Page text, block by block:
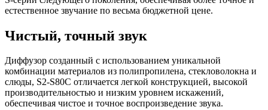
естественное звучание по весьма бюджетной цене.
Чистый, точный звук
Диффузор созданный с использованием уникальной
комбинации материалов из полипропилена, стекловолокна и
слюды, S2-S80C отличается легкой конструкцией, высокой
производительностью и низким уровнем искажений,
обеспечивая чистое и точное воспроизведение звука.